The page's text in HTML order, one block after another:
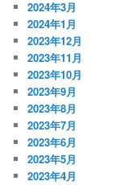
2024年3月
2024年1月
2023年12月
2023年11月
2023年10月
2023年9月
2023年8月
2023年7月
2023年6月
2023年5月
2023年4月